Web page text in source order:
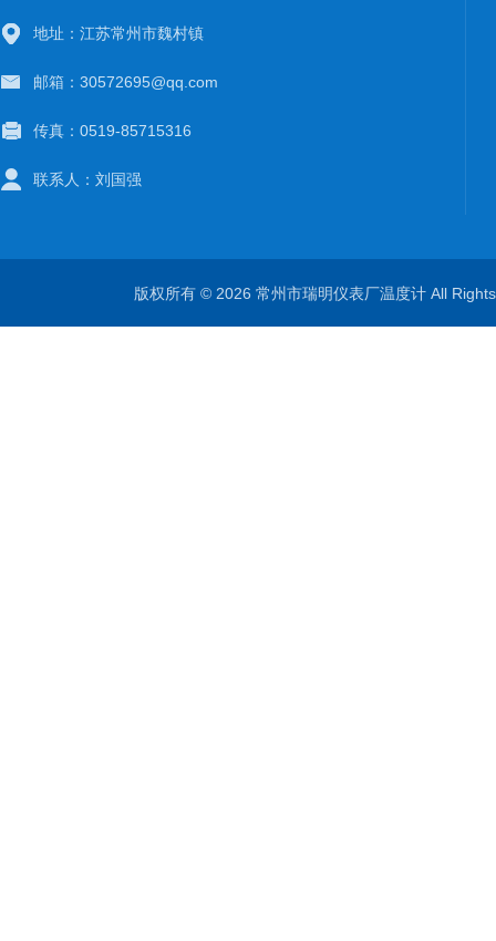
地址：江苏常州市魏村镇
邮箱：30572695@qq.com
传真：0519-85715316
联系人：刘国强
版权所有 © 2026 常州市瑞明仪表厂温度计 All